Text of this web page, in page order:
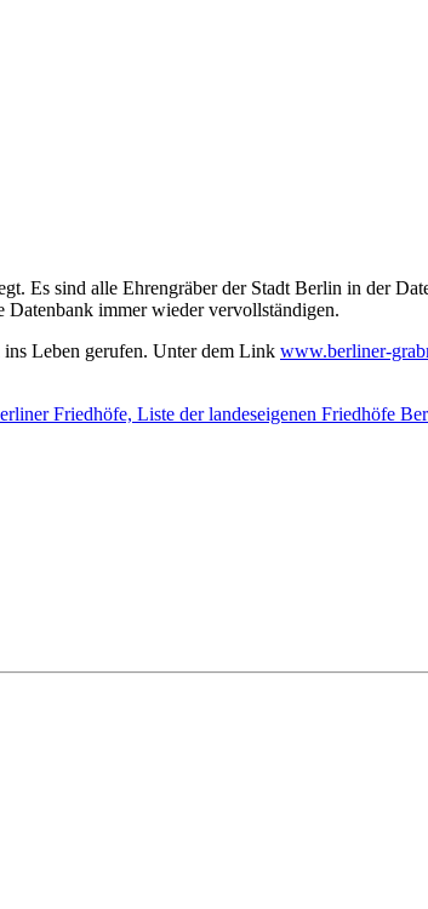
Es sind alle Ehrengräber der Stadt Berlin in der
Datenbank immer wieder vervollständigen.
Leben gerufen. Unter dem Link www.berliner-
Friedhöfe, Liste der landeseigenen Friedhöfe